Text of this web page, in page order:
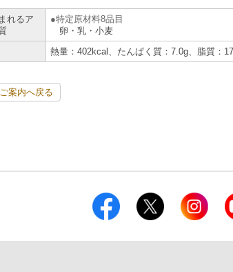
れるア
特定原材料8品目
卵・乳・小麦
熱量：402kcal、たんぱく質：7.0g、脂質：
案内へ戻る